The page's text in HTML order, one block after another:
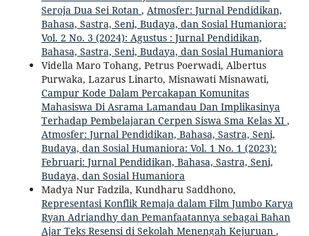
Seroja Dua Sei Rotan , Atmosfer: Jurnal Pendidikan,
Bahasa, Sastra, Seni, Budaya, dan Sosial Humaniora:
Vol. 2 No. 3 (2024): Agustus : Jurnal Pendidikan,
Bahasa, Sastra, Seni, Budaya, dan Sosial Humaniora
Vidella Maro Tohang, Petrus Poerwadi, Albertus
Purwaka, Lazarus Linarto, Misnawati Misnawati,
Campur Kode Dalam Percakapan Komunitas
Mahasiswa Di Asrama Lamandau Dan Implikasinya
Terhadap Pembelajaran Cerpen Siswa Sma Kelas XI ,
Atmosfer: Jurnal Pendidikan, Bahasa, Sastra, Seni,
Budaya, dan Sosial Humaniora: Vol. 1 No. 1 (2023):
Februari: Jurnal Pendidikan, Bahasa, Sastra, Seni,
Budaya, dan Sosial Humaniora
Madya Nur Fadzila, Kundharu Saddhono,
Representasi Konflik Remaja dalam Film Jumbo Karya
Ryan Adriandhy dan Pemanfaatannya sebagai Bahan
Ajar Teks Resensi di Sekolah Menengah Kejuruan ,